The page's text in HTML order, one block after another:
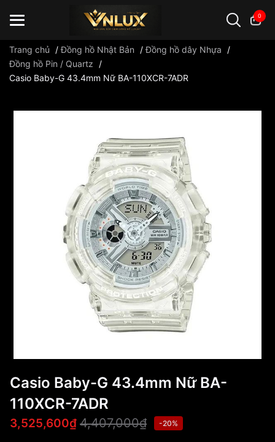
0
Đồng hồ casio đồng hồ G-Shock đồng hồ Orient
Trang chủ /Đồng hồ Nhật Bản /Đồng hồ dây Nhựa
/
Đồng hồ Pin / Quartz
/
Casio Baby-G 43.4mm Nữ BA-110XCR-7ADR
Casio Baby-G 43.4mm Nữ BA-
110XCR-7ADR
3,525,600₫ 4,407,000₫ -20%